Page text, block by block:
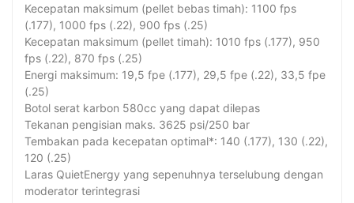
Kecepatan maksimum (pellet bebas timah): 1100 fps
(.177), 1000 fps (.22), 900 fps (.25)
Kecepatan maksimum (pellet timah): 1010 fps (.177), 950
fps (.22), 870 fps (.25)
Energi maksimum: 19,5 fpe (.177), 29,5 fpe (.22), 33,5 fpe
(.25)
Botol serat karbon 580cc yang dapat dilepas
Tekanan pengisian maks. 3625 psi/250 bar
Tembakan pada kecepatan optimal*: 140 (.177), 130 (.22),
120 (.25)
Laras QuietEnergy yang sepenuhnya terselubung dengan
moderator terintegrasi